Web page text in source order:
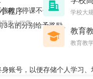
程序
库小程序
台 学校大
教育
教育教
教、停课不停学”。
名的分别给予奖励。
账号，以便存储个人学习